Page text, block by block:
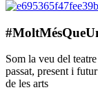
Som la veu del
passat, present i
de les arts